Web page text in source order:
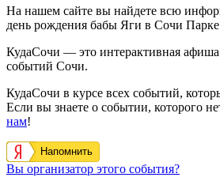
На нашем сайте вы найдете всю
день рождения бабы Яги в Сочи Парке
КудаСочи — это интерактивная
событий Сочи.
КудаСочи в курсе всех событий,
Если вы знаете о событии, которого
нам!
Напомнить
Вы организатор этого события?